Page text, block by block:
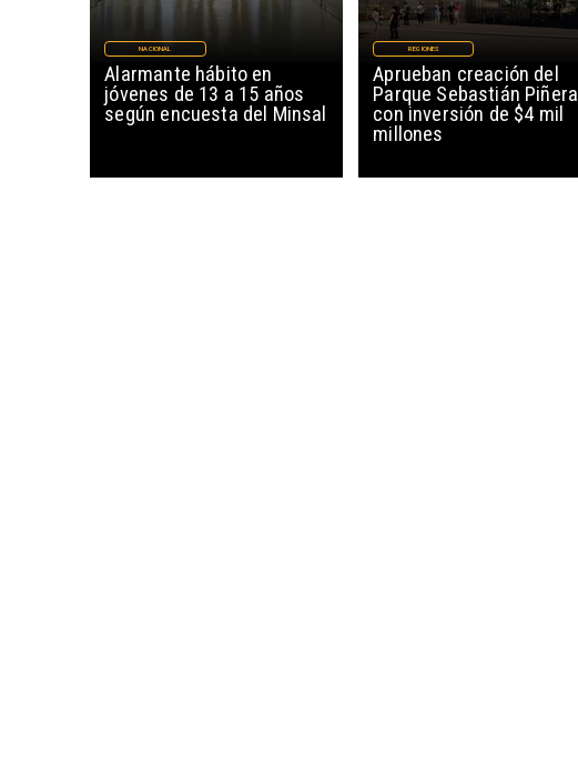
Alarmante hábito en
jóvenes de 13 a 15 años
según encuesta del Minsal
NACIONAL
Aprueban creación del
Parque Sebastián Piñera
con inversión de $4 mil
millones
REGIONES